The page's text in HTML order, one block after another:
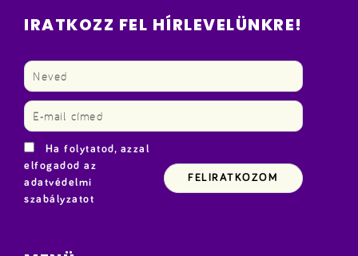
IRATKOZZ FEL HÍRLEVELÜNKRE!
Ha folytatod, azzal
elfogadod az
adatvédelmi
szabályzatot